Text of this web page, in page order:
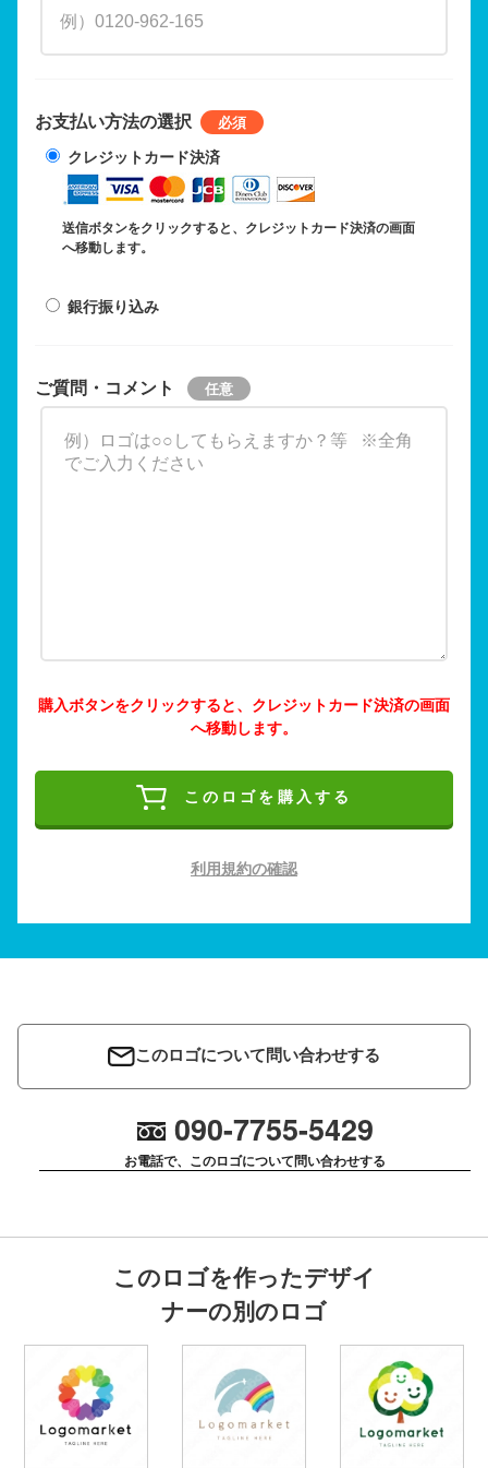
お支払い方法の選択
クレジットカード決済
送信ボタンをクリックすると、クレジットカード決済の画面
へ移動します。
銀行振り込み
ご質問・コメント
購入ボタンをクリックすると、クレジットカード決済の画面
へ移動します。
このロゴを購入する
利用規約の確認
このロゴについて問い合わせする
090-7755-5429
お電話で、このロゴについて問い合わせする
このロゴを作ったデザイ
ナーの別のロゴ